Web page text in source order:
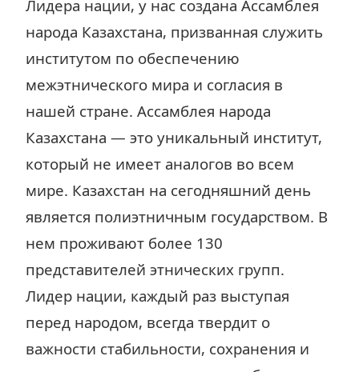
Лидера нации, у нас создана Ассамблея
народа Казахстана, призванная служить
институтом по обеспечению
межэтнического мира и согласия в
нашей стране. Ассамблея народа
Казахстана — это уникальный институт,
который не имеет аналогов во всем
мире. Казахстан на сегодняшний день
является полиэтничным государством. В
нем проживают более 130
представителей этнических групп.
Лидер нации, каждый раз выступая
перед народом, всегда твердит о
важности стабильности, сохранения и